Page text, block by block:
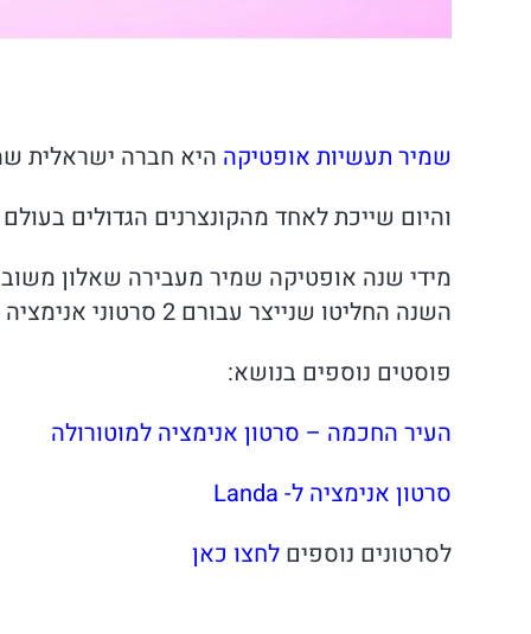
שמיר תעשיות אופטיקה היא חברה ישראלית
והיום שייכת לאחד מהקונצרנים הגדולים
מידי שנה אופטיקה שמיר מעבירה שאלון
השנה החליטו שנייצר עבורם 2 סרטוני אנימציה ע”מ לפשט את תהליך המשוב ולייצר שפה אחידה לכל מחלקות החברה.
פוסטים נוספים בנושא:
העיר החכמה – סרטון אנימציה למוטורולה
סרטון אנימציה ל- Landa
לסרטונים נוספיםלחצו כאן